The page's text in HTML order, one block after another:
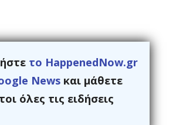
το HappenedNow.gr
News και μάθετε
όλες τις ειδήσεις